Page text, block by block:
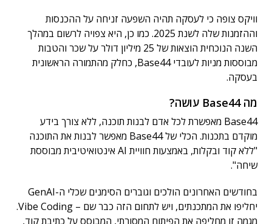
וויקס צופה כי לעסקה תהיה השפעה זניחה על ההכנסות
וההזמנות שלה לשנת 2025. כמו כן, היא צפויה לרשום במהלך
השנה הנוכחית הוצאות של 25 מיליון דולר על שכר והטבות
מבוססות מניות לעובדי Base44, כחלק מהתמורה הראשונית
בעסקה.
מה Base44 עושה?
Base44 מאפשרת לכל אדם לבנות תוכנה, ללא צורך בידע
מוקדם בתכנות. הכלי של Base44 מאפשר לבנות את התוכנה
"ללא קוד ובקלות, באמצעות חוויית AI אינטואיטיבית מבוססת
שיחה".
בחודשים האחרונים הולכים וגוברים הסימנים שכלי ה-GenAI
יחליפו את המתכנתים, ויש לתחום הזה כבר שם – Vibe Coding.
מגמה זו מחליפה את הפיתוח המסורתי, המבוסס על כתיבת קוד,